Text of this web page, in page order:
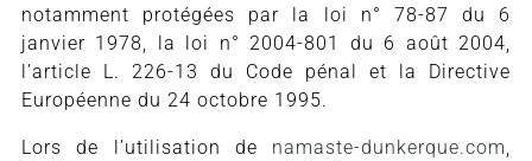
notamment protégées par la loi n° 78-87 du 6
janvier 1978, la loi n° 2004-801 du 6 août 2004,
l’article L. 226-13 du Code pénal et la Directive
Européenne du 24 octobre 1995.
Lors de l’utilisation de namaste-dunkerque.com,